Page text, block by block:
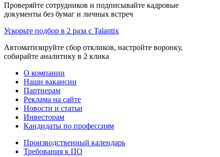
Проверяйте сотрудников и подписывайте кадровые
документы без бумаг и личных встреч
Ускорьте подбор в 2 раза с Talantix
Автоматизируйте сбор откликов, настройте воронку,
собирайте аналитику в 2 клика
О компании
Наши вакансии
Партнерам
Реклама на сайте
Новости и статьи
Инвесторам
Кандидаты по профессиям
Производственный календарь
Требования к ПО